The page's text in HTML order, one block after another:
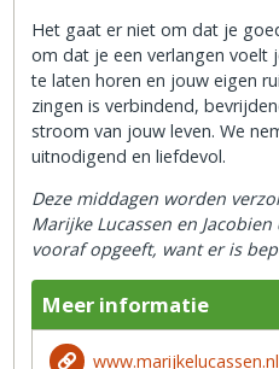
Het gaat er niet om dat je
om dat je een verlangen voelt
te laten horen en jouw eigen
zingen is verbindend,
stroom van jouw leven. We
uitnodigend en liefdevol.
Deze middagen worden
Marijke Lucassen en
vooraf opgeeft, want er is
Meer informatie
www.marijkelucassen.nl